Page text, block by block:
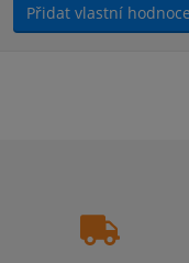
Přidat vlastní